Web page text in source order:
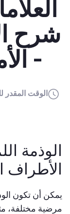
شرح
-
الوقت المقدر
الوذمة
الأطراف
يمكن أن تكون
مرضية مختلفة،